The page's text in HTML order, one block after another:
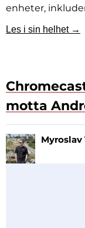
enheter,
Les i sin helhet →
motta
Myroslav